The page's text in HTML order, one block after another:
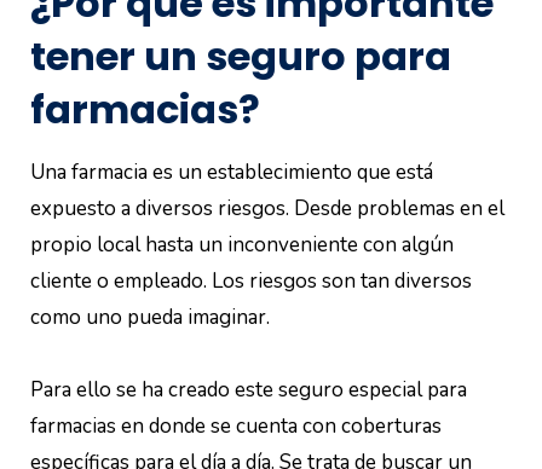
tener un seguro para
farmacias?
Una farmacia es un establecimiento que está
expuesto a diversos riesgos. Desde problemas en el
propio local hasta un inconveniente con algún
cliente o empleado. Los riesgos son tan diversos
como uno pueda imaginar.
Para ello se ha creado este seguro especial para
farmacias en donde se cuenta con coberturas
específicas para el día a día. Se trata de buscar un